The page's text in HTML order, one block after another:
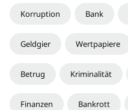
Korruption Bank
Geldgier Wertpapiere
Betrug Kriminalität
Finanzen Bankrott